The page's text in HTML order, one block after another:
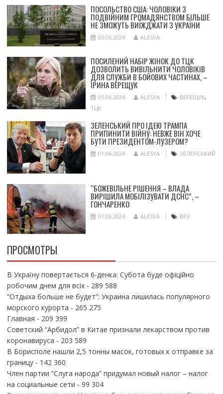
ПОСОЛЬСТВО США: ЧОЛОВІКИ З
ПОДВІЙНИМ ГРОМАДЯНСТВОМ БІЛЬШЕ
НЕ ЗМОЖУТЬ ВИЇЖДЖАТИ З УКРАЇНИ
05.06.2024 ALESYA
ПОСИЛЕНИЙ НАБІР ЖІНОК ДО ТЦК
ДОЗВОЛИТЬ ВИВІЛЬНИТИ ЧОЛОВІКІВ
ДЛЯ СЛУЖБИ В БОЙОВИХ ЧАСТИНАХ, –
ІРИНА ВЕРЕЩУК
05.06.2024 ALESYA ВЕРЕЩУК,
ТЦК
ЗЕЛЕНСЬКИЙ ПРО ІДЕЮ ТРАМПА
ПРИПИНИТИ ВІЙНУ: НЕВЖЕ ВІН ХОЧЕ
БУТИ ПРЕЗИДЕНТОМ-ЛУЗЕРОМ?
01.06.2024 ALESYA ЗЕЛЕНСЬКИЙ
“БОЖЕВІЛЬНЕ РІШЕННЯ – ВЛАДА
ВИРІШИЛА МОБІЛІЗУВАТИ ДСНС”, –
ГОНЧАРЕНКО
01.06.2024 ALESYA ВРУ
ПРОСМОТРЫ
В Україну повертається 6-денка: Субота буде офіційно
робочим днем для всіх- 289 588
“Отдыха больше не будет”: Украина лишилась популярного
морского курорта - 265 275
Главная - 209 399
Советский “Арбидол” в Китае признали лекарством против
коронавируса - 203 589
В Борисполе нашли 2,5 тонны масок, готовых к отправке за
границу- 142 360
Член партии “Слуга народа” придумал новый налог – налог
на социальные сети - 99 304